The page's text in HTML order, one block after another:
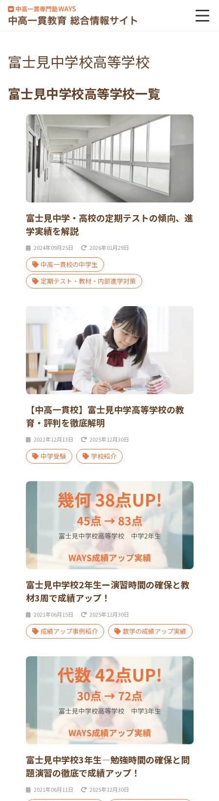
富士見中学校高等学校
富士見中学校高等学校一覧
富士見中学・高校の定期テストの傾向、進
学実績を解説
2024年09月25日 2026年01月29日
中高一貫校の中学生
定期テスト・教材・内部進学対策
【中高一貫校】富士見中学高等学校の教
育・評判を徹底解明
2022年12月13日 2025年12月30日
中学受験 学校紹介
富士見中学校2年生ー演習時間の確保と教
材3周で成績アップ！
2021年06月15日 2025年12月30日
成績アップ事例紹介 数学の成績アップ実績
富士見中学校3年生―勉強時間の確保と問
題演習の徹底で成績アップ！
2021年06月11日 2025年12月30日